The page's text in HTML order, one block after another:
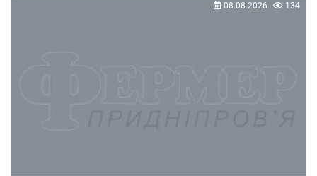
08.08.2026 134